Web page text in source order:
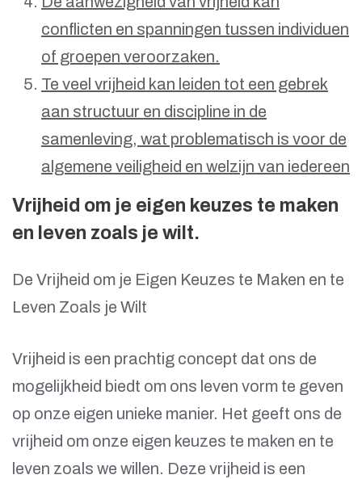
conflicten en spanningen tussen individuen
of groepen veroorzaken.
Te veel vrijheid kan leiden tot een gebrek
aan structuur en discipline in de
samenleving, wat problematisch is voor de
algemene veiligheid en welzijn van iedereen
Vrijheid om je eigen keuzes te maken
en leven zoals je wilt.
De Vrijheid om je Eigen Keuzes te Maken en te
Leven Zoals je Wilt
Vrijheid is een prachtig concept dat ons de
mogelijkheid biedt om ons leven vorm te geven
op onze eigen unieke manier. Het geeft ons de
vrijheid om onze eigen keuzes te maken en te
leven zoals we willen. Deze vrijheid is een